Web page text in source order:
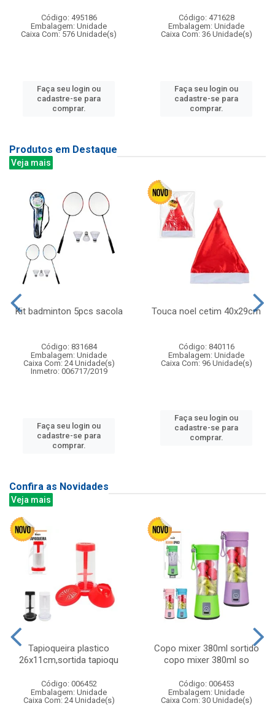
Código: 495186
Embalagem: Unidade
Caixa Com: 576 Unidade(s)
Faça seu login ou
cadastre-se para
comprar.
Código: 471628
Embalagem: Unidade
Caixa Com: 36 Unidade(s)
Faça seu login ou
cadastre-se para
comprar.
Produtos em Destaque
Veja mais
Kit badminton 5pcs sacola
Código: 831684
Embalagem: Unidade
Caixa Com: 24 Unidade(s)
Inmetro: 006717/2019
Faça seu login ou
cadastre-se para
comprar.
Touca noel cetim 40x29cm
Código: 840116
Embalagem: Unidade
Caixa Com: 96 Unidade(s)
Faça seu login ou
cadastre-se para
comprar.
Confira as Novidades
Veja mais
Tapioqueira plastico
26x11cm,sortida tapioqu
Código: 006452
Embalagem: Unidade
Caixa Com: 24 Unidade(s)
Copo mixer 380ml sortido
copo mixer 380ml so
Código: 006453
Embalagem: Unidade
Caixa Com: 30 Unidade(s)